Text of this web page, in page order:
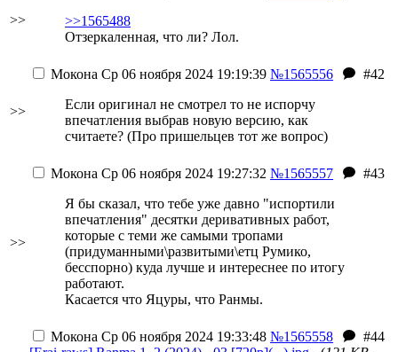
>>
>>1565488
Отзеркаленная, что ли? Лол.
>>
Мокона Ср 06 ноября 2024 19:19:39 №1565556
#42
Если оригинал не смотрел то не испорчу
впечатления выбрав новую версию, как
считаете? (Про пришельцев тот же вопрос)
>>
Мокона Ср 06 ноября 2024 19:27:32 №1565557
#43
Я бы сказал, что тебе уже давно "испортили
впечатления" десятки деривативных работ,
которые с теми же самыми тропами
(придуманными\развитыми\етц Румико,
бесспорно) куда лучше и интереснее по итогу
работают.
Касается что Яцуры, что Ранмы.
Мокона Ср 06 ноября 2024 19:33:48 №1565558
#44